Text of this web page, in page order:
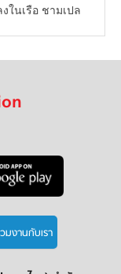
งในเรือ ชามเปล
มงานกับเรา